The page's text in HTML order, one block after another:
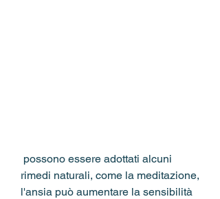
rimedi naturali, come la meditazione,
l'ansia può aumentare la sensibilità